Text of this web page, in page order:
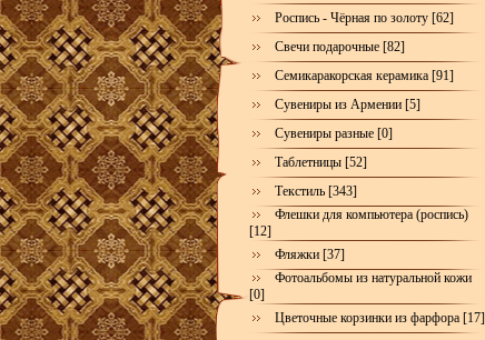
Роспись - Чёрная по золоту [62]
Свечи подарочные [82]
Семикаракорская керамика [91]
Сувениры из Армении [5]
Сувениры разные [0]
Таблетницы [52]
Текстиль [343]
Флешки для компьютера (роспись)
[12]
Фляжки [37]
Фотоальбомы из натуральной кожи
[0]
Цветочные корзинки из фарфора [17]